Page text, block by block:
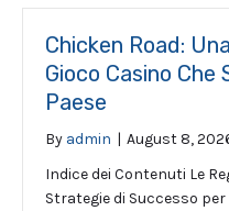
Chicken Road:
Gioco Casino Che
Paese
By admin | August 8,
Indice dei Contenuti Le
Strategie di Successo